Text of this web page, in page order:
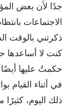
جدًا لأن بعض
الاجتماعات
ذكرتني بالوقت
كنت لا أساعدها
حكمتُ عليها أيضًا
في أثناء القيام
ذلك اليوم،